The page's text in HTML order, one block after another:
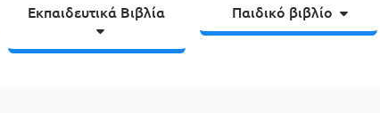
Εκπαιδευτικά Βιβλία Παιδικό βιβλίο